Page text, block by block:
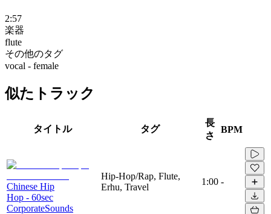
2:57
楽器
flute
その他のタグ
vocal - female
似たトラック
タイトル タグ
長
さ
BPM
Chinese Hip
Hop - 60sec
CorporateSounds
Hip-Hop/Rap, Flute,
Erhu, Travel
1:00 -